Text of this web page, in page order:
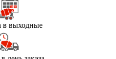
в выходные